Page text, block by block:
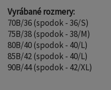
Vyrábané rozmery:
70B/36 (spodok - 36/S)
75B/38 (spodok - 38/M)
80B/40 (spodok - 40/L)
85B/42 (spodok - 40/L)
90B/44 (spodok - 42/XL)